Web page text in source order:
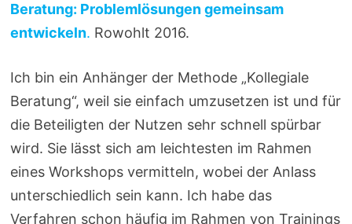
Beratung: Problemlösungen gemeinsam
entwickeln. Rowohlt 2016.
Ich bin ein Anhänger der Methode „Kollegiale
Beratung“, weil sie einfach umzusetzen ist und für
die Beteiligten der Nutzen sehr schnell spürbar
wird. Sie lässt sich am leichtesten im Rahmen
eines Workshops vermitteln, wobei der Anlass
unterschiedlich sein kann. Ich habe das
Verfahren schon häufig im Rahmen von Trainings